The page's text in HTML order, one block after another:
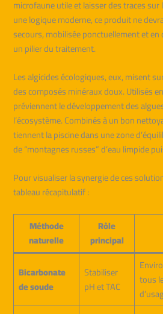
microfaune utile et laisser des traces
une logique moderne, ce produit ne
secours, mobilisée ponctuellement et
un pilier du traitement.
Les algicides écologiques, eux, misent
des composés minéraux doux. Utilisés
préviennent le développement des
l’écosystème. Combinés à un bon
tiennent la piscine dans une zone
de “montagnes russes” d’eau limpide
Pour visualiser la synergie de ces
tableau récapitulatif :
Méthode
naturelle
Rôle
principal
Bicarbonate
de soude
Stabiliser
pH et TAC
tous